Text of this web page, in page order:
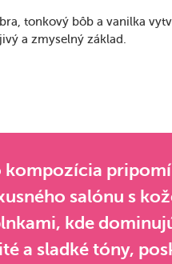
tonkový bôb a vanilka
a zmyselný základ.
kompozícia
salónu s
kde
a sladké tóny,